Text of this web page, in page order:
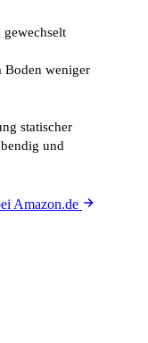
Boden weniger
statischer
und
Amazon.de